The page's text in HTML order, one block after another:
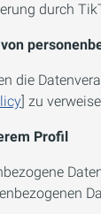
durch
die
] zu
Profil